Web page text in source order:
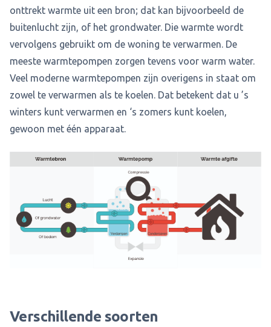
onttrekt warmte uit een bron; dat kan bijvoorbeeld de
buitenlucht zijn, of het grondwater. Die warmte wordt
vervolgens gebruikt om de woning te verwarmen. De
meeste warmtepompen zorgen tevens voor warm water.
Veel moderne warmtepompen zijn overigens in staat om
zowel te verwarmen als te koelen. Dat betekent dat u ’s
winters kunt verwarmen en ‘s zomers kunt koelen,
gewoon met één apparaat.
Verschillende soorten